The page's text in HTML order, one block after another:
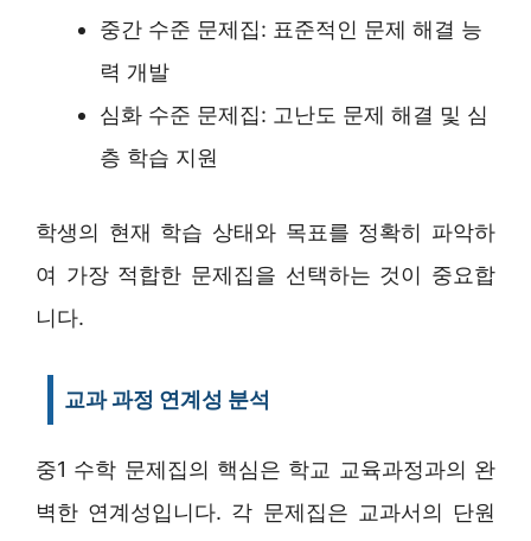
중간 수준 문제집: 표준적인 문제 해결 능
력 개발
심화 수준 문제집: 고난도 문제 해결 및 심
층 학습 지원
학생의 현재 학습 상태와 목표를 정확히 파악하
여 가장 적합한 문제집을 선택하는 것이 중요합
니다.
교과 과정 연계성 분석
중1 수학 문제집의 핵심은 학교 교육과정과의 완
벽한 연계성입니다. 각 문제집은 교과서의 단원